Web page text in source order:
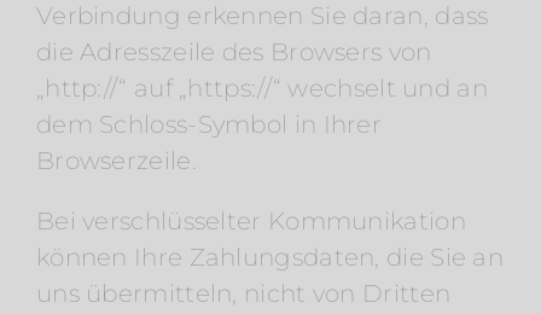
Verbindung erkennen Sie daran, dass
die Adresszeile des Browsers von
„http://“ auf „https://“ wechselt und an
dem Schloss-Symbol in Ihrer
Browserzeile.
Bei verschlüsselter Kommunikation
können Ihre Zahlungsdaten, die Sie an
uns übermitteln, nicht von Dritten